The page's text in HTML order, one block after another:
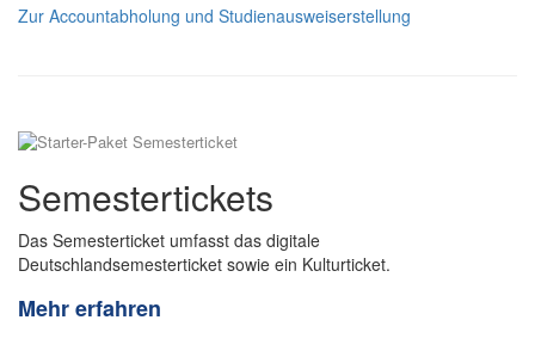
Zur Accountabholung und Studienausweiserstellung
Semestertickets
Das Semesterticket umfasst das digitale
Deutschlandsemesterticket sowie ein Kulturticket.
Mehr erfahren